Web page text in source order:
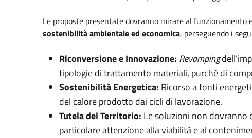
Le proposte presentate dovranno mirare al
sostenibilità ambientale ed economica, perseguendo i
Riconversione e Innovazione: Revamping
tipologie di trattamento materiali, purché di
Sostenibilità Energetica: Ricorso a fonti
del calore prodotto dai cicli di lavorazione.
Tutela del Territorio: Le soluzioni non dovranno
particolare attenzione alla viabilità e al